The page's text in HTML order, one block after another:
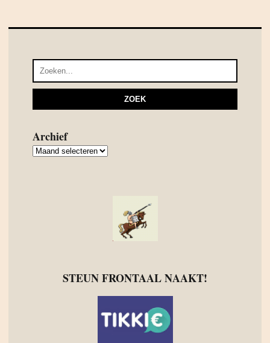
Archief
Archief
STEUN FRONTAAL NAAKT!